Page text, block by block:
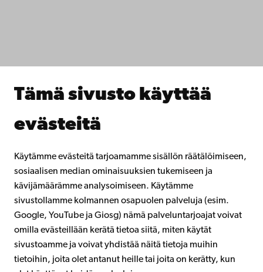
Tämä sivusto käyttää
evästeitä
Käytämme evästeitä tarjoamamme sisällön räätälöimiseen,
sosiaalisen median ominaisuuksien tukemiseen ja
kävijämäärämme analysoimiseen. Käytämme
sivustollamme kolmannen osapuolen palveluja (esim.
Google, YouTube ja Giosg) nämä palveluntarjoajat voivat
omilla evästeillään kerätä tietoa siitä, miten käytät
sivustoamme ja voivat yhdistää näitä tietoja muihin
tietoihin, joita olet antanut heille tai joita on kerätty, kun
Åbo Akademin kirjasto
Lahjoita Åbo Akademille
Åbo Akademista
Facebook Instagram YouTube LinkedIn Blog Snapchat